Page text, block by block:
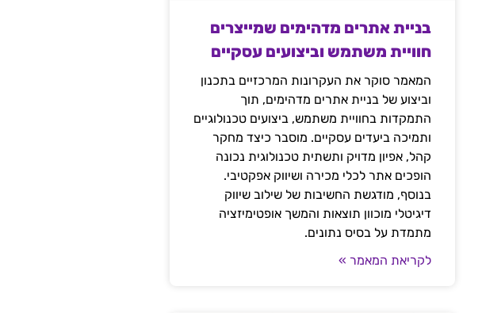
בניית אתרים מדהימים שמייצרים
חוויית משתמש וביצועים עסקיים
המאמר סוקר את העקרונות המרכזיים בתכנון
וביצוע של בניית אתרים מדהימים, תוך
התמקדות בחוויית משתמש, ביצועים טכנולוגיים
ותמיכה ביעדים עסקיים. מוסבר כיצד מחקר
קהל, אפיון מדויק ותשתית טכנולוגית נכונה
הופכים אתר לכלי מכירה ושיווק אפקטיבי.
בנוסף, מודגשת החשיבות של שילוב שיווק
דיגיטלי מוכוון תוצאות והמשך אופטימיזציה
מתמדת על בסיס נתונים.
לקריאת המאמר »